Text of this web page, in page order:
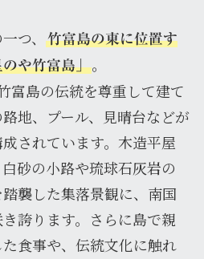
つ、
竹富島の東に位置す
や竹富島」。
富島の伝統を尊重して建て
地、プール、見晴台などが
されています。木造平屋
砂の小路や琉球石灰岩の
襲した集落景観に、南国
誇ります。さらに島で親
食事や、伝統文化に触れ